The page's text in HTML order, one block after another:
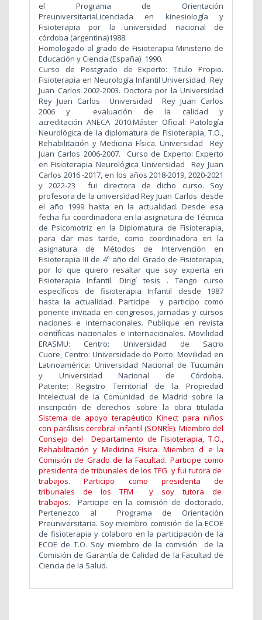
el Programa de Orientación
PreuniversitariaLicenciada en kinesiología y
Fisioterapia por la universidad nacional de
córdoba (argentina)1988.
Homologado al grado de Fisioterapia Ministerio de
Educación y Ciencia (España) 1990.
Curso de Postgrado de Experto: Titulo Propio.
Fisioterapia en Neurología Infantil Universidad Rey
Juan Carlos 2002-2003. Doctora por la Universidad
Rey Juan Carlos Universidad Rey Juan Carlos
2006 y evaluación de la calidad y
acreditación ANECA 2010.Máster Oficial: Patología
Neurológica de la diplomatura de Fisioterapia, T.O.,
Rehabilitación y Medicina Física. Universidad Rey
Juan Carlos 2006-2007. Curso de Experto: Experto
en Fisioterapia Neurológica Universidad Rey Juan
Carlos 2016 -2017, en los años 2018-2019, 2020-2021
y 2022-23 fui directora de dicho curso. Soy
profesora de la universidad Rey Juan Carlos desde
el año 1999 hasta en la actualidad. Desde esa
fecha fui coordinadora en la asignatura de Técnica
de Psicomotriz en la Diplomatura de Fisioterapia,
para dar mas tarde, como coordinadora en la
asignatura de Métodos de Intervención en
Fisioterapia III de 4º año del Grado de Fisioterapia,
por lo que quiero resaltar que soy experta en
Fisioterapia Infantil. Dirigí tesis . Tengo curso
específicos de fisioterapia Infantil desde 1987
hasta la actualidad. Participe y participo como
ponente invitada en congresos, jornadas y cursos
naciones e internacionales. Publique en revista
científicas nacionales e internacionales. Movilidad
ERASMU: Centro: Universidad de Sacro
Cuore, Centro: Universidade do Porto. Movilidad en
Latinoamérica: Universidad Nacional de Tucumán
y Universidad Nacional de Córdoba.
Patente: Registro Territorial de la Propiedad
Intelectual de la Comunidad de Madrid sobre la
inscripción de derechos sobre la obra titulada
Sistema de apoyo terapéutico Kinect para niños
con parálisis cerebral infantil (SONRÍE). Miembro del
Consejo del Departamento de Fisioterapia, T.O.,
Rehabilitación y Medicina Física. Miembro d e la
Comisión de Grado de la Facultad. Participe como
presidenta de tribunales de los TFG y fui tutora de
trabajos. Participo como presidenta de
tribunales de los TFM y soy tutora de
trabajos.
Participe en la comisión de doctorado.
Pertenezco al Programa de Orientación
Preuniversitaria. Soy miembro comisión de la ECOE
de fisioterapia y colaboro en la participación de la
ECOE de T.O. Soy miembro de la comisión de la
Comisión de Garantía de Calidad de la Facultad de
Ciencia de la Salud.